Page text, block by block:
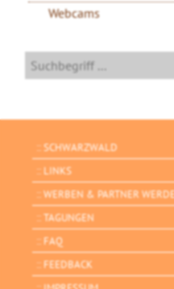
Webcams
SCHWARZWALD
LINKS
WERBEN & PARTNER
TAGUNGEN
FAQ
FEEDBACK